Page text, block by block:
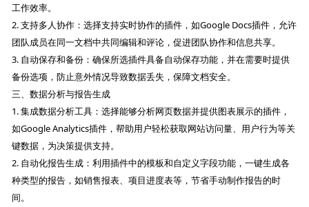
工作效率。
2. 支持多人协作：选择支持实时协作的插件，如Google Docs插件，允许
团队成员在同一文档中共同编辑和评论，促进团队协作和信息共享。
3. 自动保存和备份：确保所选插件具备自动保存功能，并在需要时提供
备份选项，防止意外情况导致数据丢失，保障文档安全。
三、数据分析与报告生成
1. 集成数据分析工具：选择能够分析网页数据并提供图表展示的插件，
如Google Analytics插件，帮助用户轻松获取网站访问量、用户行为等关
键数据，为决策提供支持。
2. 自动化报告生成：利用插件中的模板和自定义字段功能，一键生成各
种类型的报告，如销售报表、项目进度表等，节省手动制作报告的时
间。